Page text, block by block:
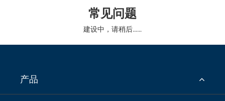
常见问题
建设中，请稍后……
产品